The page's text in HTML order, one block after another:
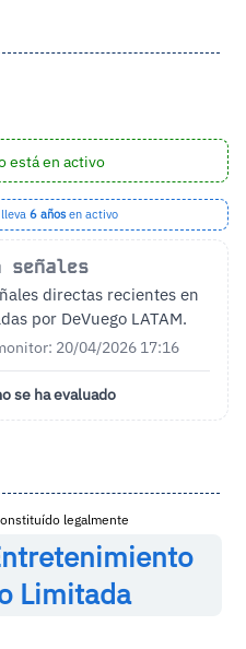
está en activo
6 añosen activo
señales
directas recientes en
por DeVuego LATAM.
20/04/2026 17:16
se ha evaluado
legalmente
Limitada